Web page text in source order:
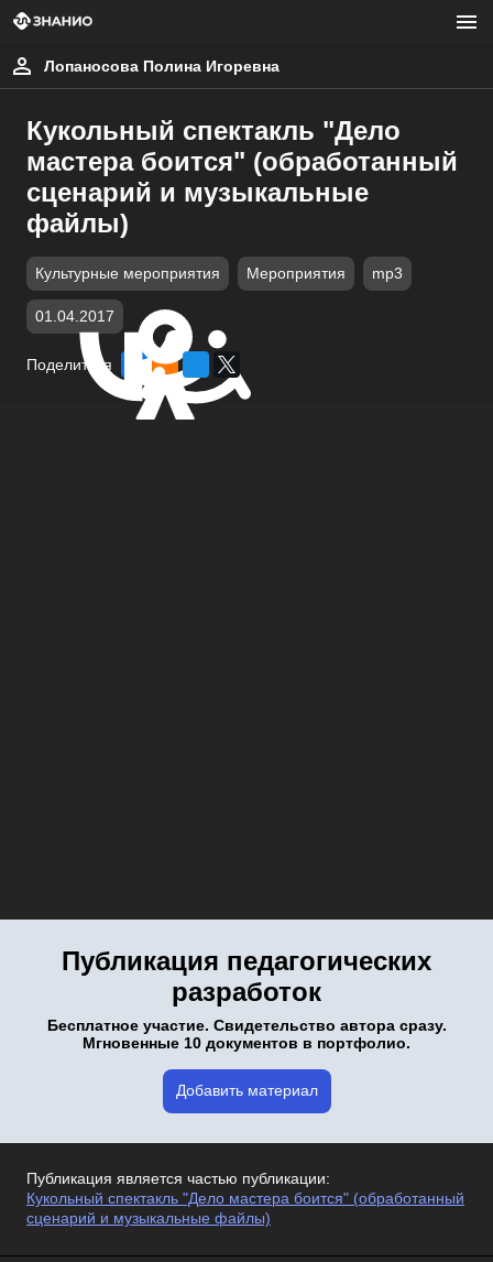
Лопаносова Полина Игоревна
Кукольный спектакль "Дело
мастера боится" (обработанный
сценарий и музыкальные
файлы)
Культурные мероприятия Мероприятия mp3
01.04.2017
Поделиться
Публикация педагогических
разработок
Бесплатное участие. Свидетельство автора сразу.
Мгновенные 10 документов в портфолио.
Добавить материал
Публикация является частью публикации:
Кукольный спектакль "Дело мастера боится" (обработанный
сценарий и музыкальные файлы)